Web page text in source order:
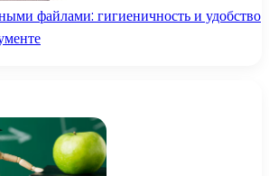
файлами: гигиеничность и удобство